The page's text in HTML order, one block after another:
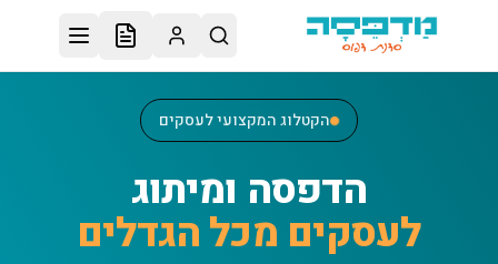
דלג לתוכן הראשי
הקטלוג המקצועי לעסקים
הדפסה ומיתוג
לעסקים מכל הגדלים